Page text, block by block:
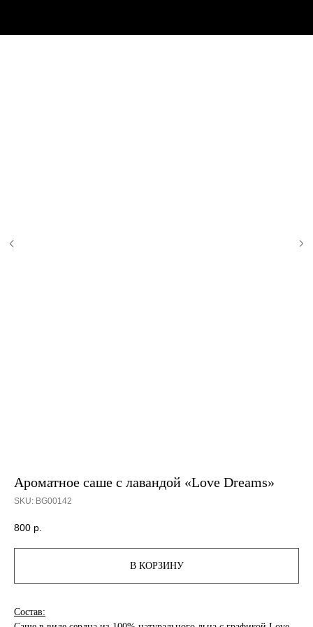
Ароматное саше с лавандой «Love Dreams»
SKU: BG00142
800 р.
В КОРЗИНУ
Состав: